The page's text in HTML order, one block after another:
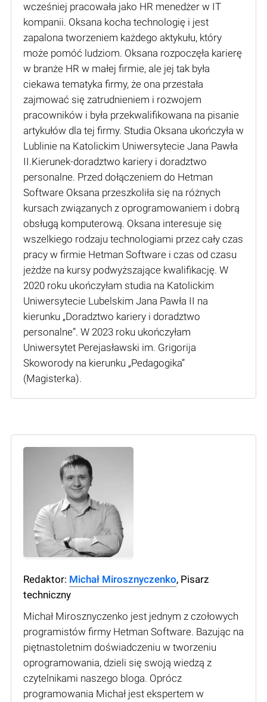
wcześniej pracowała jako HR menedżer w IT
kompanii. Oksana kocha technologię i jest
zapalona tworzeniem każdego aktykułu, który
może pomóć ludziom. Oksana rozpoczęła karierę
w branże HR w małej firmie, ale jej tak była
ciekawa tematyka firmy, że ona przestała
zajmować się zatrudnieniem i rozwojem
pracowników i była przekwalifikowana na pisanie
artykułów dla tej firmy. Studia Oksana ukończyła w
Lublinie na Katolickim Uniwersytecie Jana Pawła
II.Kierunek-doradztwo kariery i doradztwo
personalne. Przed dołączeniem do Hetman
Software Oksana przeszkoliła się na różnych
kursach związanych z oprogramowaniem i dobrą
obsługą komputerową. Oksana interesuje się
wszelkiego rodzaju technologiami przez cały czas
pracy w firmie Hetman Software i czas od czasu
jeżdże na kursy podwyższające kwalifikację. W
2020 roku ukończyłam studia na Katolickim
Uniwersytecie Lubelskim Jana Pawła II na
kierunku „Doradztwo kariery i doradztwo
personalne”. W 2023 roku ukończyłam
Uniwersytet Perejasławski im. Grigorija
Skoworody na kierunku „Pedagogika”
(Мagisterka).
Redaktor: Michał Mirosznyczenko, Pisarz
techniczny
Michał Mirosznyczenko jest jednym z czołowych
programistów firmy Hetman Software. Bazując na
piętnastoletnim doświadczeniu w tworzeniu
oprogramowania, dzieli się swoją wiedzą z
czytelnikami naszego bloga. Oprócz
programowania Michał jest ekspertem w